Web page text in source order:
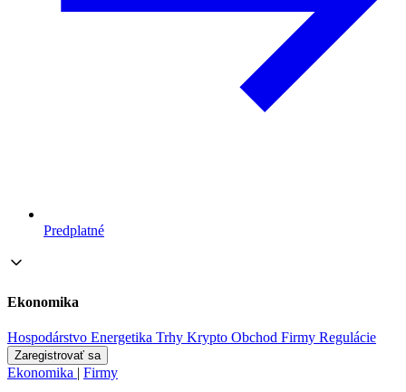
Predplatné
Ekonomika
Hospodárstvo Energetika Trhy Krypto Obchod Firmy Regulácie
Zaregistrovať sa
Ekonomika | Firmy